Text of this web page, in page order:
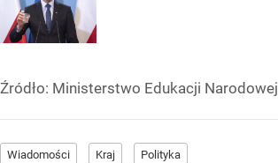
Źródło: Ministerstwo Edukacji Narodowej
Wiadomości Kraj Polityka